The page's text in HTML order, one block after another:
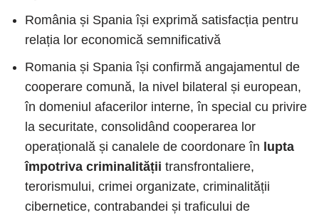
România și Spania își exprimă satisfacția pentru
relația lor economică semnificativă
Romania și Spania își confirmă angajamentul de
cooperare comună, la nivel bilateral și european,
în domeniul afacerilor interne, în special cu privire
la securitate, consolidând cooperarea lor
operațională și canalele de coordonare în lupta
împotriva criminalității transfrontaliere,
terorismului, crimei organizate, criminalității
cibernetice, contrabandei și traficului de